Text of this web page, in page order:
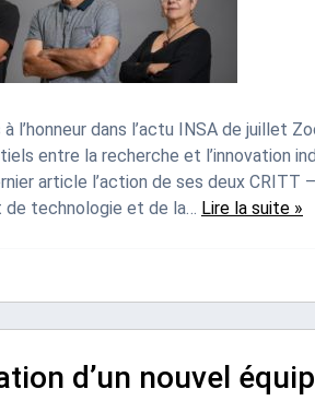
l’honneur dans l’actu INSA de juillet
entre la recherche et l’innovation
article l’action de ses deux
technologie et de la… Lire la suite »
d’un nouvel